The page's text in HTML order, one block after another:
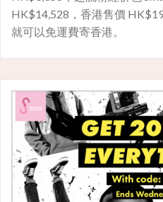
HK$14,528，香港售價
就可以免運費寄香港。